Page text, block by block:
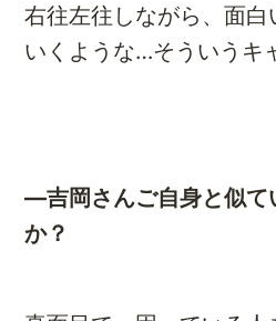
右往左往しながら、面
いくような…そういうキ
―吉岡さんご自身と似て
か？